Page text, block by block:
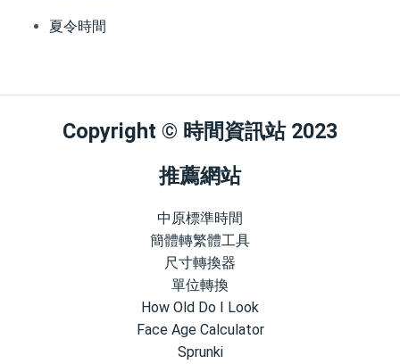
夏令時間
Copyright © 時間資訊站 2023
推薦網站
中原標準時間
簡體轉繁體工具
尺寸轉換器
單位轉換
How Old Do I Look
Face Age Calculator
Sprunki